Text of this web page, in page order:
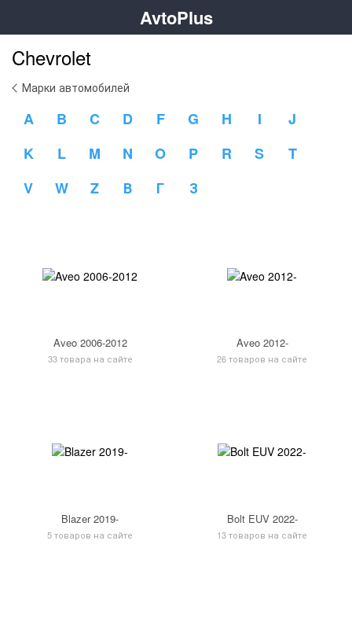
AvtoPlus
Chevrolet
Марки автомобилей
A B C D F G H I
J
K
L M N O P R S
T
V
W Z В Г З
Aveo 2006-2012
33 товара на сайте
Aveo 2012-
26 товаров на сайте
Blazer 2019-
5 товаров на сайте
Bolt EUV 2022-
13 товаров на сайте